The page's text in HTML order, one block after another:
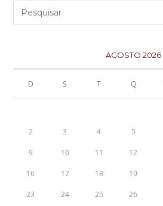
AGOSTO 2026
D S T Q
2 3 4 5
9 10 11 12
16 17 18 19
23 24 25 26